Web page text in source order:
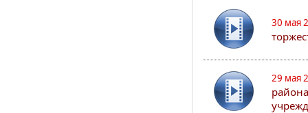
30 мая
29 мая